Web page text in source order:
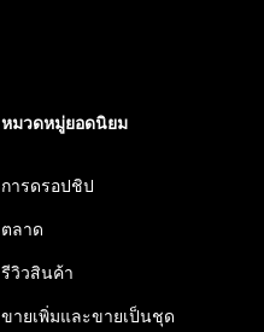
หมวดหมู่ยอดนิยม
การดรอปชิป
ตลาด
รีวิวสินค้า
ขายเพิ่มและขายเป็นชุด